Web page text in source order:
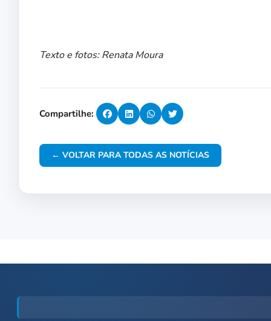
Texto e fotos: Renata Moura
Compartilhe:
← VOLTAR PARA TODAS AS NOTÍCIAS